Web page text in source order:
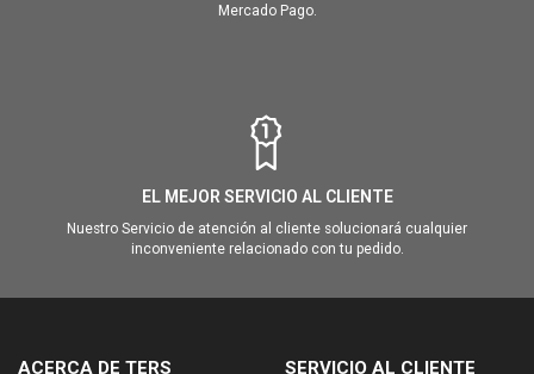
Mercado Pago.
EL MEJOR SERVICIO AL CLIENTE
Nuestro Servicio de atención al cliente solucionará cualquier
inconveniente relacionado con tu pedido.
ACERCA DE TERS SERVICIO AL CLIENTE